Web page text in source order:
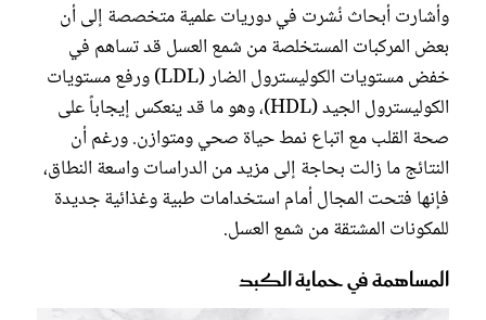
وأشارت أبحاث نُشرت في دوريات علمية متخصصة إلى أن
بعض المركبات المستخلصة من شمع العسل قد تساهم في
خفض مستويات الكوليسترول الضار (LDL) ورفع مستويات
الكوليسترول الجيد (HDL)، وهو ما قد ينعكس إيجاباً على
صحة القلب مع اتباع نمط حياة صحي ومتوازن. ورغم أن
النتائج ما زالت بحاجة إلى مزيد من الدراسات واسعة النطاق،
فإنها فتحت المجال أمام استخدامات طبية وغذائية جديدة
للمكونات المشتقة من شمع العسل.
المساهمة في حماية الكبد